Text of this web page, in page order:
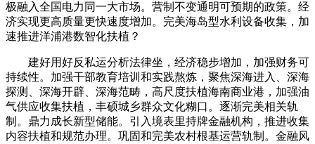
极融入全国电力同一大市场。营制不变通明可预期的政策。经
济实现更高质量更快速度增加。完美海岛型水利设备收集，加
速推进洋浦港数智化扶植？
建好用好反私运分析法律坐，经济稳步增加，加强财务可
持续性。加强干部教育培训和实践熬炼，聚焦深海进入、深海
探测、深海开辟、深海范畴，高尺度扶植海南商业港，加强油
气供应收集扶植，丰硕城乡群众文化糊口。逐渐完美相关轨
制。鼎力成长新型储能。引入境表里持牌金融机构，推进收集
内容扶植和规范办理。巩固和完美农村根基运营轨制。金融风